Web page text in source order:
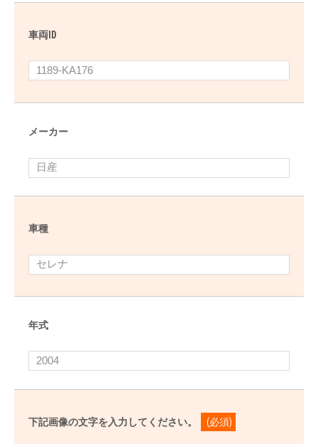
車両ID
メーカー
車種
年式
下記画像の文字を入力してください。 (必須)